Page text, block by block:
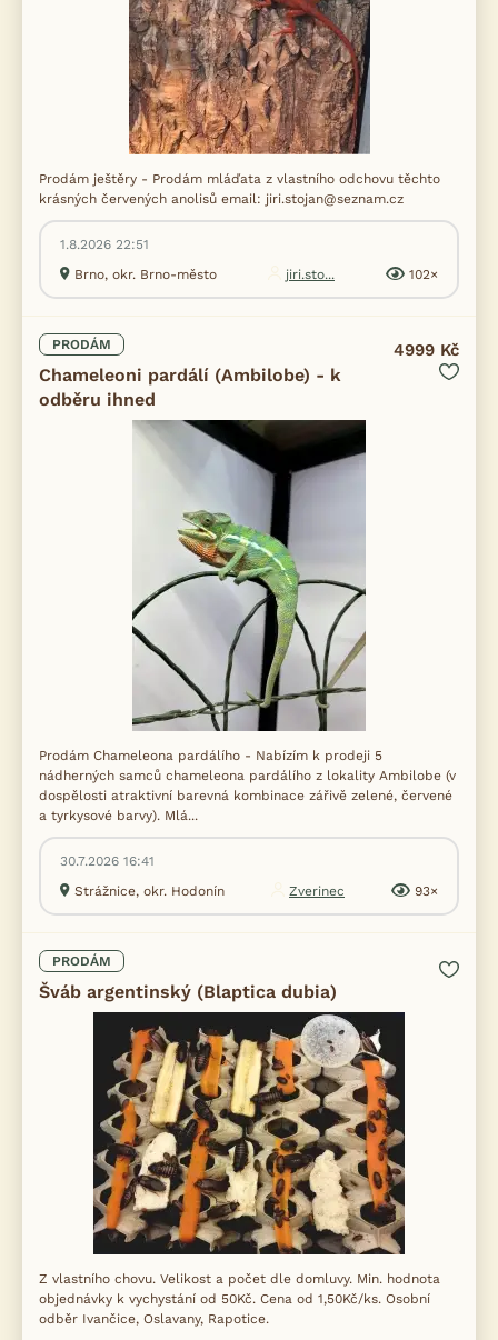
Prodám ještěry - Prodám mláďata z vlastního odchovu těchto
krásných červených anolisů email: jiri.stojan@seznam.cz
1.8.2026 22:51
Brno, okr. Brno-město
jiri.sto... 102×
PRODÁM
Chameleoni pardálí (Ambilobe) - k
odběru ihned
4999 Kč
Prodám Chameleona pardálího - Nabízím k prodeji 5
nádherných samců chameleona pardálího z lokality Ambilobe (v
dospělosti atraktivní barevná kombinace zářivě zelené, červené
a tyrkysové barvy). Mlá...
30.7.2026 16:41
Strážnice, okr. Hodonín
Zverinec 93×
PRODÁM
Šváb argentinský (Blaptica dubia)
Z vlastního chovu. Velikost a počet dle domluvy. Min. hodnota
objednávky k vychystání od 50Kč. Cena od 1,50Kč/ks. Osobní
odběr Ivančice, Oslavany, Rapotice.